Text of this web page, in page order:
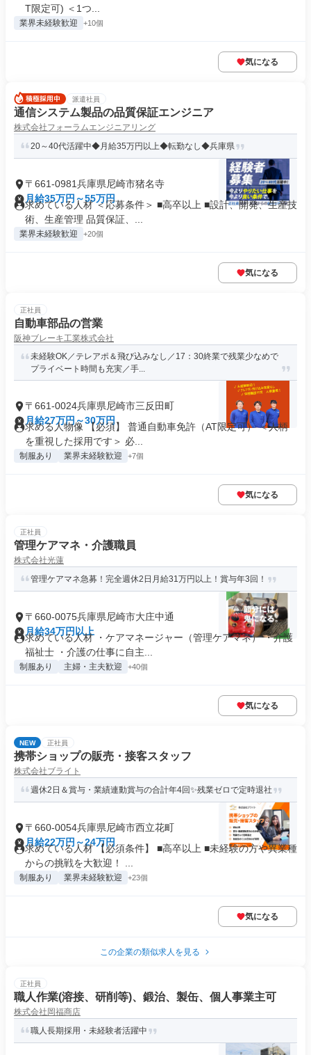
T限定可) ＜1つ...
業界未経験歓迎 +10個
気になる
派遣社員
通信システム製品の品質保証エンジニア
株式会社フォーラムエンジニアリング
20～40代活躍中◆月給35万円以上◆転勤なし◆兵庫県
〒661-0981兵庫県尼崎市猪名寺
月給35万円～55万円
求めている人材 ＜応募条件＞ ■高卒以上 ■設計、開発、生産技
術、生産管理 品質保証、...
業界未経験歓迎 +20個
気になる
正社員
自動車部品の営業
阪神ブレーキ工業株式会社
未経験OK／テレアポ＆飛び込みなし／17：30終業で残業少なめで
プライベート時間も充実／手...
〒661-0024兵庫県尼崎市三反田町
月給27万円～30万円
求める人物像 【必須】 普通自動車免許（AT限定可） ＜人柄
を重視した採用です＞ 必...
制服あり 業界未経験歓迎 +7個
気になる
正社員
管理ケアマネ・介護職員
株式会社光蓮
管理ケアマネ急募！完全週休2日月給31万円以上！賞与年3回！
〒660-0075兵庫県尼崎市大庄中通
月給34万円以上
求めている人材 ・ケアマネージャー（管理ケアマネ） ・介護
福祉士 ・介護の仕事に自主...
制服あり 主婦・主夫歓迎 +40個
気になる
NEW 正社員
携帯ショップの販売・接客スタッフ
株式会社ブライト
週休2日＆賞与・業績連動賞与の合計年4回✨残業ゼロで定時退社
〒660-0054兵庫県尼崎市西立花町
月給22万円～24万円
求めている人材 【必須条件】 ■高卒以上 ■未経験の方や異業種
からの挑戦を大歓迎！ ...
制服あり 業界未経験歓迎 +23個
気になる
この企業の類似求人を見る
正社員
職人作業(溶接、研削等)、鍛治、製缶、個人事業主可
株式会社岡福商店
職人長期採用・未経験者活躍中